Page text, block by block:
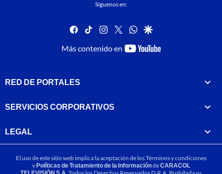
Síguenos en:
facebook
tiktok instagram
twitterwhatsapp
google
Más contenido en
youtube-
RED DE PORTALES
SERVICIOS CORPORATIVOS
LEGAL
El uso de este sitio web implica la aceptación de losTérminos y condiciones
yPolíticas de Tratamiento de la InformacióndeCARACOL